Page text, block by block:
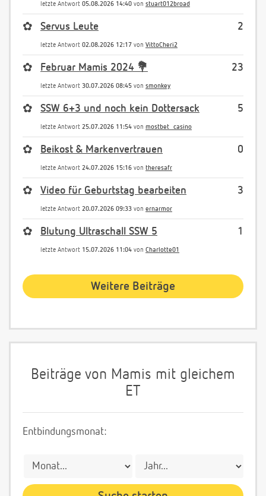
letzte Antwort 05.08.2026 14:40 von stuart012broad
2
✿ Servus Leute
letzte Antwort 02.08.2026 12:17 von VittoCheri2
23
✿ Februar Mamis 2024 💐
letzte Antwort 30.07.2026 08:45 von smonkey
5
✿ SSW 6+3 und noch kein Dottersack
letzte Antwort 25.07.2026 11:54 von mostbet_casino
0
✿ Beikost & Markenvertrauen
letzte Antwort 24.07.2026 15:16 von theresafr
3
✿ Video für Geburtstag bearbeiten
letzte Antwort 20.07.2026 09:33 von ernarmor
1
✿ Blutung Ultraschall SSW 5
letzte Antwort 15.07.2026 11:04 von Charlotte01
Weitere Beiträge
Beiträge von Mamis mit gleichem
ET
Entbindungsmonat: